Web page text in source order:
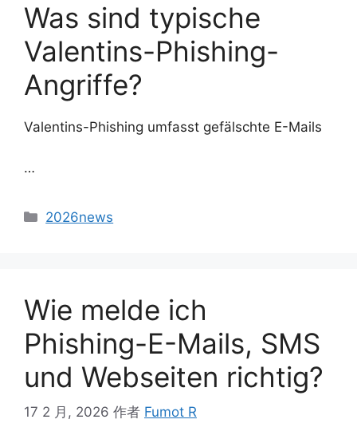
Was sind typische
Valentins-Phishing-
Angriffe?
Valentins-Phishing umfasst gefälschte E-Mails
…
2026news
Wie melde ich
Phishing-E-Mails, SMS
und Webseiten richtig?
17 2 月, 2026 作者 Fumot R